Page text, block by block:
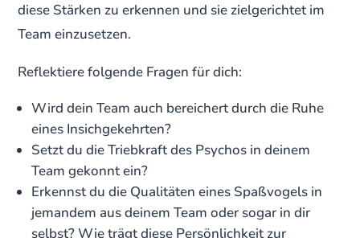
diese Stärken zu erkennen und sie zielgerichtet im
Team einzusetzen.
Reflektiere folgende Fragen für dich:
Wird dein Team auch bereichert durch die Ruhe
eines Insichgekehrten?
Setzt du die Triebkraft des Psychos in deinem
Team gekonnt ein?
Erkennst du die Qualitäten eines Spaßvogels in
jemandem aus deinem Team oder sogar in dir
selbst? Wie trägt diese Persönlichkeit zur